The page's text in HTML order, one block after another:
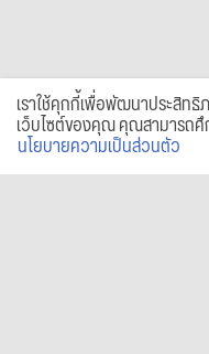
เราใช้คุกกี้เพื่อพัฒนาประสิท
เว็บไซต์ของคุณ คุณสามารถศึ
นโยบายความเป็นส่วนตัว